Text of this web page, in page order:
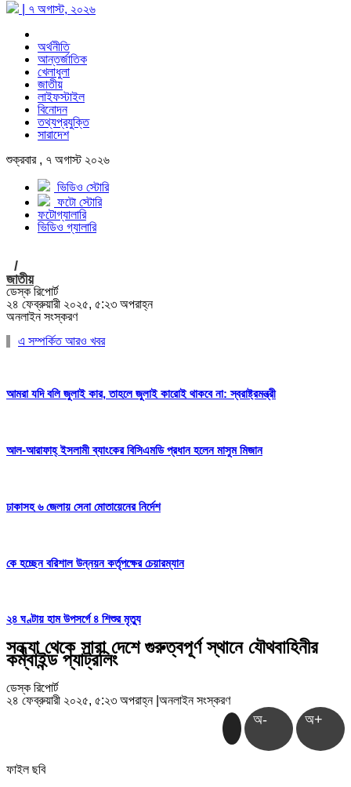
| ৭ অগাস্ট, ২০২৬
অর্থনীতি
আন্তর্জাতিক
খেলাধুলা
জাতীয়
লাইফস্টাইল
বিনোদন
তথ্যপ্রযুক্তি
সারাদেশ
শুক্রবার , ৭ অগাস্ট ২০২৬
ভিডিও স্টোরি
ফটো স্টোরি
ফটোগ্যালারি
ভিডিও গ্যালারি
/
জাতীয়
ডেস্ক রিপোর্ট
২৪ ফেব্রুয়ারী ২০২৫, ৫:২৩ অপরাহ্ন
অনলাইন সংস্করণ
এ সম্পর্কিত আরও খবর
আমরা যদি বলি জুলাই কার, তাহলে জুলাই কারোই থাকবে না: স্বরাষ্ট্রমন্ত্রী
আল-আরাফাহ্ ইসলামী ব্যাংকের বিসিএমডি প্রধান হলেন মাসুম মিজান
ঢাকাসহ ৬ জেলায় সেনা মোতায়েনের নির্দেশ
কে হচ্ছেন বরিশাল উন্নয়ন কর্তৃপক্ষের চেয়ারম্যান
২৪ ঘণ্টায় হাম উপসর্গে ৪ শিশুর মৃত্যু
সন্ধ্যা থেকে সারা দেশে গুরুত্বপূর্ণ স্থানে যৌথবাহিনীর
কম্বাইন্ড প্যাট্রলিং
ডেস্ক রিপোর্ট
২৪ ফেব্রুয়ারী ২০২৫, ৫:২৩ অপরাহ্ন অনলাইন সংস্করণ
অ- অ+
ফাইল ছবি